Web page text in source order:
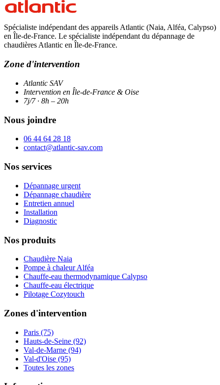
Spécialiste indépendant des appareils Atlantic (Naia, Alféa, Calypso)
en Île-de-France. Le spécialiste indépendant du dépannage de
chaudières Atlantic en Île-de-France.
Zone d'intervention
Atlantic SAV
Intervention en Île-de-France & Oise
7j/7 · 8h – 20h
Nous joindre
06 44 64 28 18
contact@atlantic-sav.com
Nos services
Dépannage urgent
Dépannage chaudière
Entretien annuel
Installation
Diagnostic
Nos produits
Chaudière Naia
Pompe à chaleur Alféa
Chauffe-eau thermodynamique Calypso
Chauffe-eau électrique
Pilotage Cozytouch
Zones d'intervention
Paris (75)
Hauts-de-Seine (92)
Val-de-Marne (94)
Val-d'Oise (95)
Toutes les zones